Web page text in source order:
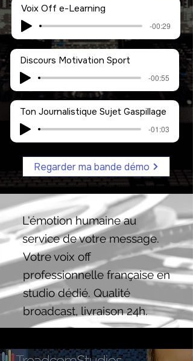
Voix Off e-Learning
-00:29
Discours Motivation Sport
-00:55
Ton Journalistique Sujet Gaspillage
-01:03
Regarder ma bande démo
L'émotion humaine au
service de votre message.
Votre voix off
professionnelle française en
studio dédié. Qualité
broadcast, livraison 24h.